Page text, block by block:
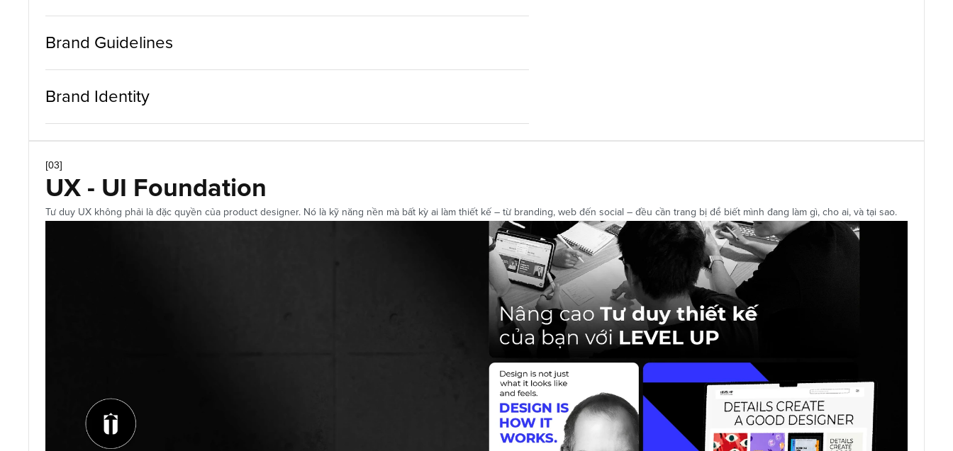
Brand Guidelines
Brand Identity
[03]
UX - UI Foundation
Tư duy UX không phải là đặc quyền của product designer. Nó là kỹ năng nền mà bất kỳ ai làm thiết kế – từ branding, web đến social – đều cần trang bị để biết mình đang làm gì, cho ai, và tại sao.